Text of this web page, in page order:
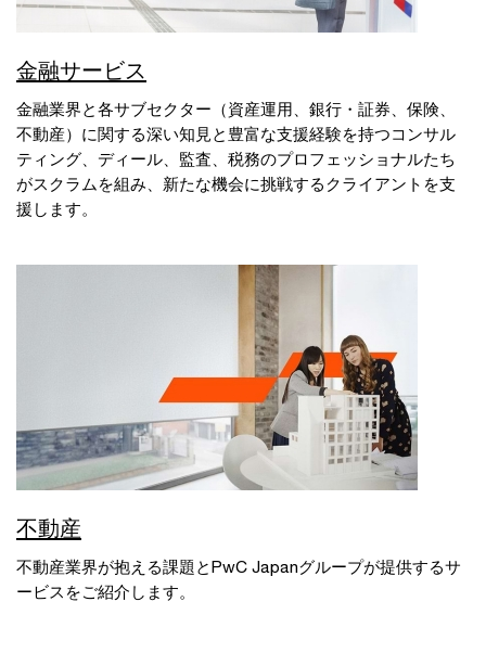
金融サービス
金融業界と各サブセクター（資産運用、銀行・証券、保険、
不動産）に関する深い知見と豊富な支援経験を持つコンサル
ティング、ディール、監査、税務のプロフェッショナルたち
がスクラムを組み、新たな機会に挑戦するクライアントを支
援します。
不動産
不動産業界が抱える課題とPwC Japanグループが提供するサ
ービスをご紹介します。